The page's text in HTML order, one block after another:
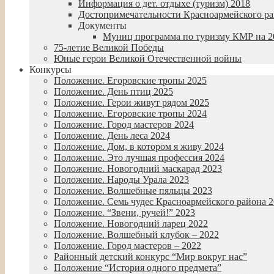
Информация о дет. отдыхе (туризм) 2018
Достопримечательности Красноармейского
Документы
Муниц программа по туризму КМР на
75-летие Великой Победы
Юные герои Великой Отечественной войны
Конкурсы
Положение. Егоровские тропы 2025
Положение. День птиц 2025
Положение. Герои живут рядом 2025
Положение. Егоровские тропы 2024
Положение. Город мастеров 2024
Положение. День леса 2024
Положение. Дом, в котором я живу 2024
Положение. Это лучшая профессия 2024
Положение. Новогодний маскарад 2023
Положение. Народы Урала 2023
Положение. Волшебные пяльцы 2023
Положение. Семь чудес Красноармейского района
Положение. “Звени, ручей!” 2023
Положение. Новогодний ларец 2022
Положение. Волшебный клубок – 2022
Положение. Город мастеров – 2022
Районный детский конкурс “Мир вокруг нас”
Положение “История одного предмета”